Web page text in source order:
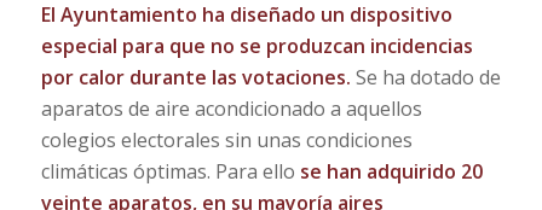
El Ayuntamiento ha diseñado un dispositivo
especial para que no se produzcan incidencias
por calor durante las votaciones. Se ha dotado de
aparatos de aire acondicionado a aquellos
colegios electorales sin unas condiciones
climáticas óptimas. Para ello se han adquirido 20
veinte aparatos, en su mayoría aires